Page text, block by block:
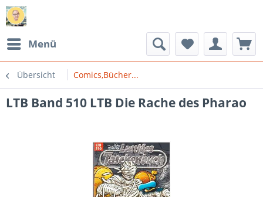
Menü
Übersicht Comics,Bücher...
LTB Band 510 LTB Die Rache des Pharao